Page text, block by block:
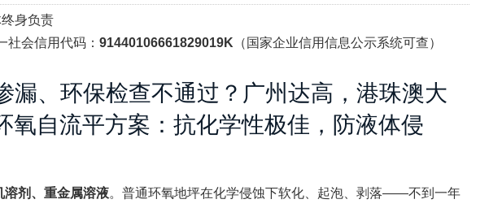
身负责
社会信用代码：91440106661829019K （国家企业信用信息公示系统可查）
、环保检查不通过？广州达高，港珠澳大
自流平方案：抗化学性极佳，防液体侵
溶剂、重金属溶液。普通环氧地坪在化学侵蚀下软化、起泡、剥落——不到一年